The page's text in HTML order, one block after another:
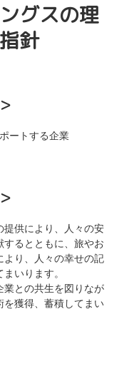
グスの理
針
ートする企業
供により、人々の安
るとともに、旅やお
り、人々の幸せの記
いります。
との共生を図りなが
を獲得、蓄積してまい